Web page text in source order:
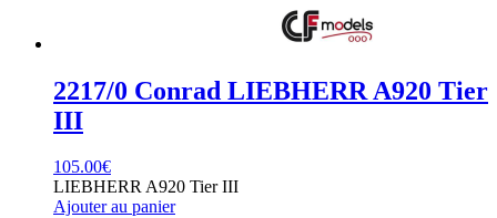
2217/0 Conrad LIEBHERR A920 Tier
III
105.00€
LIEBHERR A920 Tier III
Ajouter au panier